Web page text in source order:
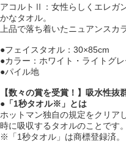
アコルトⅡ：女性らしくエレガ
かなタオル。
上品で落ち着いたニュアンスカ
●フェイスタオル：30×85cm
●カラー：ホワイト・ライトグ
●パイル地
【数々の賞を受賞！】吸水性抜
●「1秒タオル※」とは
ホットマン独自の規定をクリア
時に吸収するタオルのことです。
※「1秒タオル」は商標登録済。